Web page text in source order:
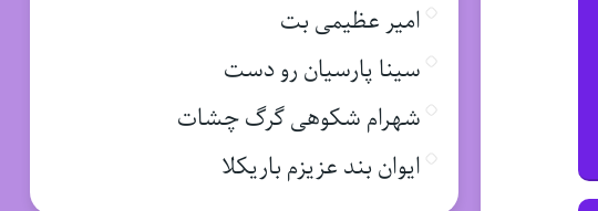
امیر عظیمی بت
سینا پارسیان رو دست
شهرام شکوهی گرگ چشات
ایوان بند عزیزم باریکلا